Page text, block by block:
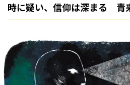
時に疑い、信仰は深まる 青